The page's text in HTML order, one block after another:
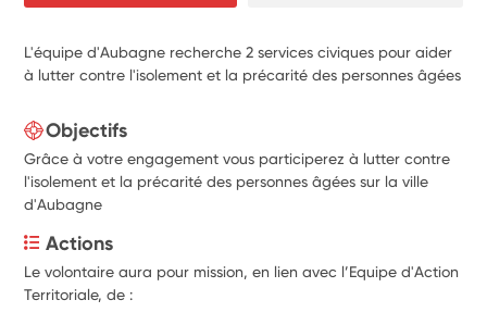
L'équipe d'Aubagne recherche 2 services civiques pour aider
à lutter contre l'isolement et la précarité des personnes âgées
Objectifs
Grâce à votre engagement vous participerez à lutter contre
l'isolement et la précarité des personnes âgées sur la ville
d'Aubagne
Actions
Le volontaire aura pour mission, en lien avec l’Equipe d'Action
Territoriale, de :